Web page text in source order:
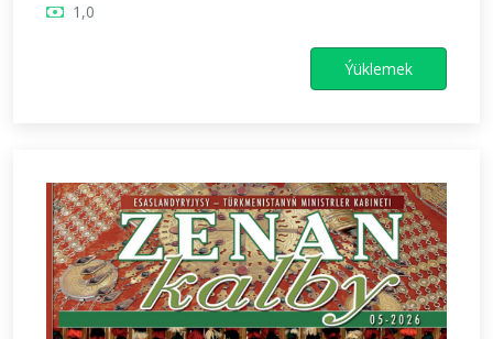
1,0
Ýüklemek